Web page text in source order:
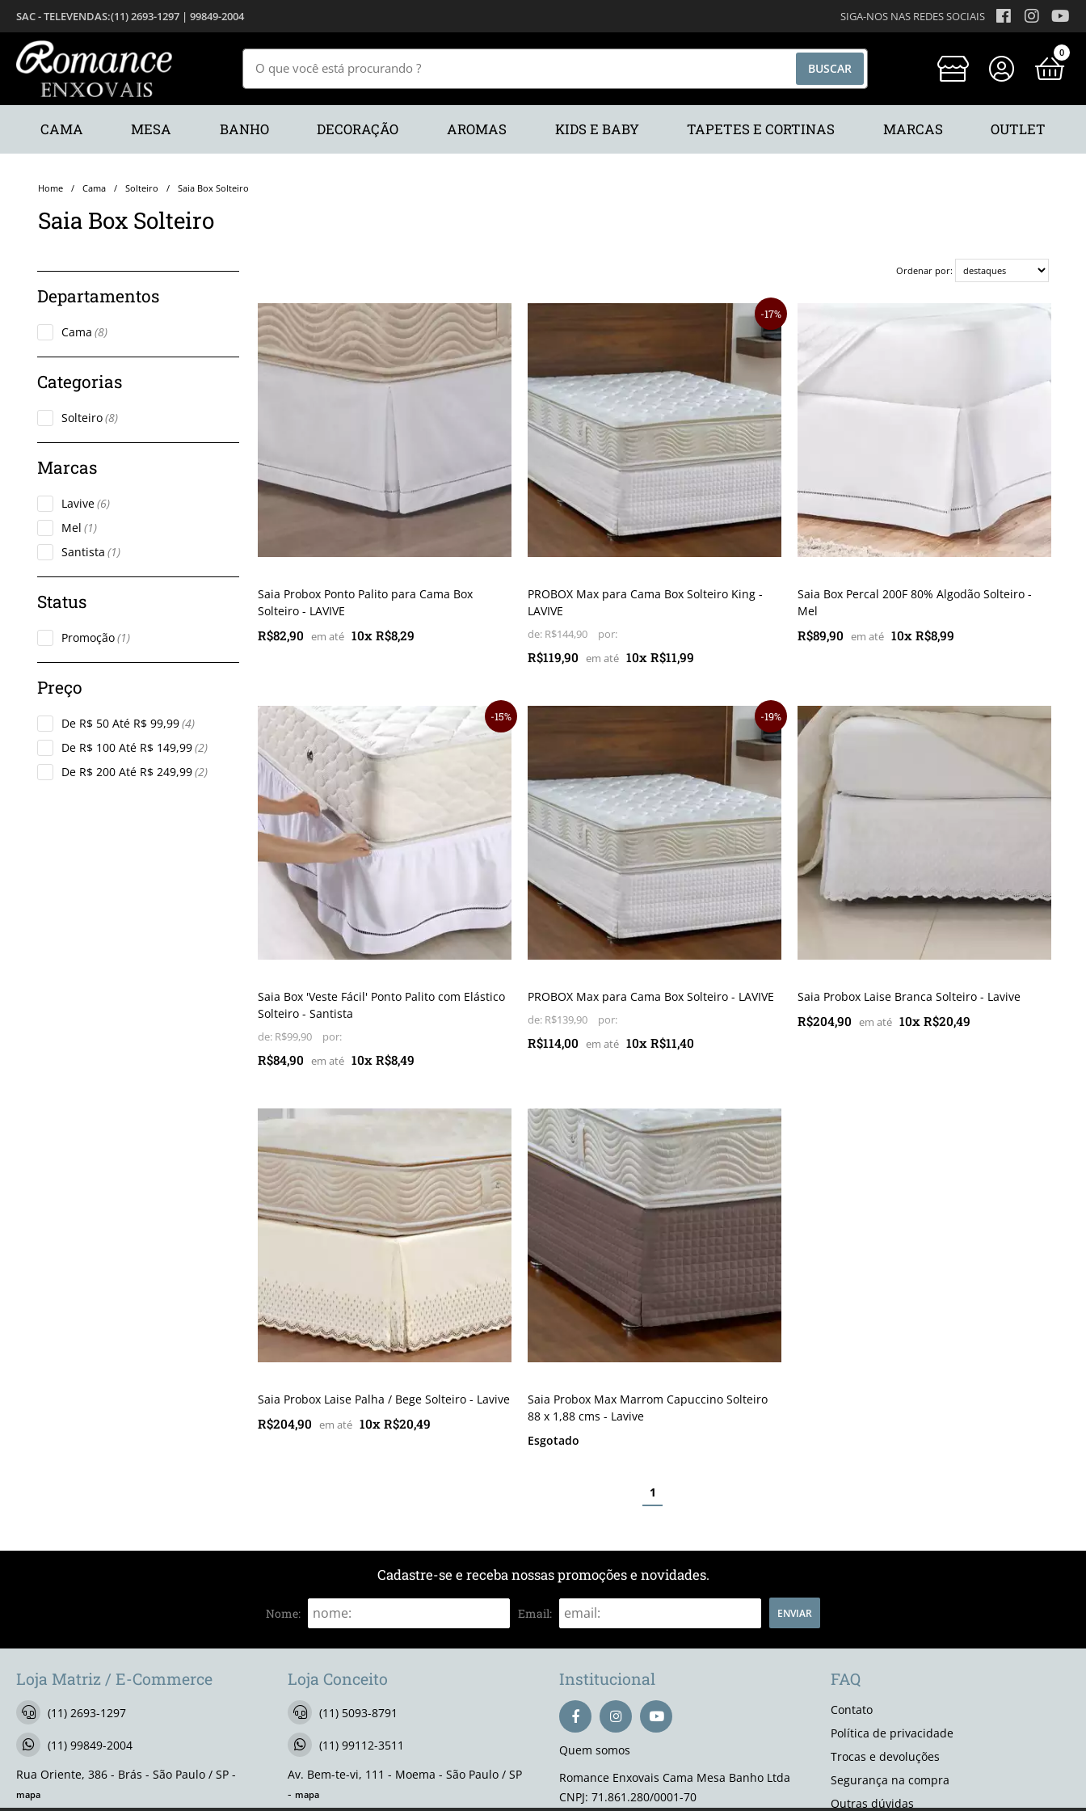
0
(11) 2693-1297 | 99849-2004
CAMA MESA BANHO DECORAÇÃO AROMAS KIDS E BABY TAPETES E CORTINAS MARCAS OUTLET
SIGA-NOS NAS REDES SOCIAIS
Cama Solteiro Saia Box Solteiro
Saia Box Solteiro
Cama (8)
Solteiro(8)
Lavive(6)
Mel (1)
Santista (1)
Promoção(1)
De R$ 50 Até R$ 99,99(4)
De R$ 100 Até R$ 149,99(2)
De R$ 200 Até R$ 249,99(2)
Ordenar por:
Saia Probox Ponto Palito para Cama Box
Solteiro - LAVIVE
R$82,90 10x R$8,29
PROBOX Max para Cama Box Solteiro King -
LAVIVE
de: R$144,90
R$119,90 10x R$11,99
17%
Saia Box Percal 200F 80% Algodão Solteiro -
Mel
R$89,90 10x R$8,99
Saia Box 'Veste Fácil' Ponto Palito com Elástico
Solteiro - Santista
de: R$99,90
R$84,90 10x R$8,49
15%
PROBOX Max para Cama Box Solteiro - LAVIVE
de: R$139,90
R$114,00 10x R$11,40
19%
Saia Probox Laise Branca Solteiro - Lavive
R$204,90 10x R$20,49
Saia Probox Laise Palha / Bege Solteiro - Lavive
R$204,90 10x R$20,49
Saia Probox Max Marrom Capuccino Solteiro
88 x 1,88 cms - Lavive
Esgotado
1
Cadastre-se e receba nossas promoções e novidades.
Nome: Email: ENVIAR
Loja Matriz / E-Commerce
(11) 2693-1297
(11) 99849-2004
Rua Oriente, 386 - Brás - São Paulo / SP -
mapa
Loja Conceito
(11) 5093-8791
(11) 99112-3511
Av. Bem-te-vi, 111 - Moema - São Paulo / SP
- mapa
Institucional
Quem somos
Romance Enxovais Cama Mesa Banho Ltda
CNPJ: 71.861.280/0001-70
FAQ
Contato
Política de privacidade
Trocas e devoluções
Segurança na compra
Outras dúvidas